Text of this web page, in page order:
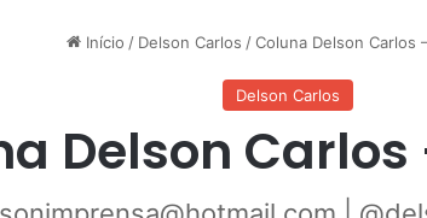
Início / Delson Carlos / Coluna Delson Carlos
Delson Carlos
Delson Carlos